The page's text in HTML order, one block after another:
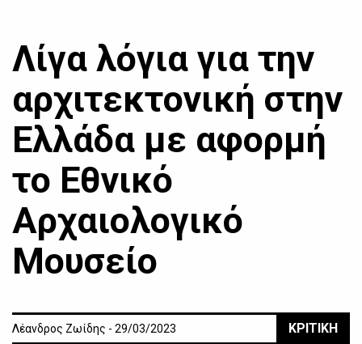
Λίγα λόγια για την
αρχιτεκτονική στην
Ελλάδα με αφορμή
το Εθνικό
Αρχαιολογικό
Μουσείο
Λέανδρος Ζωίδης - 29/03/2023 ΚΡΙΤΙΚΗ